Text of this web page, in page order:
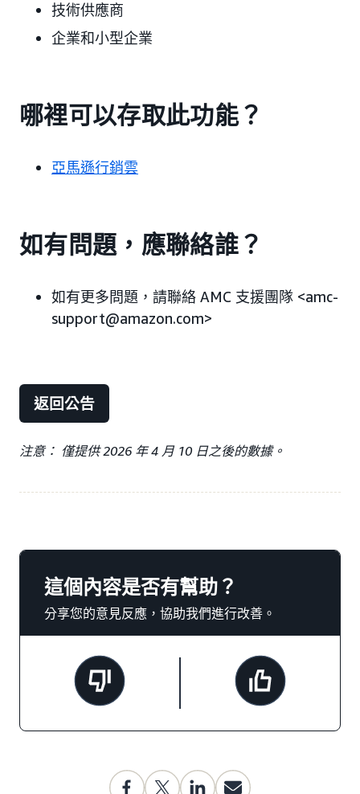
技術供應商
企業和小型企業
哪裡可以存取此功能？
亞馬遜行銷雲
如有問題，應聯絡誰？
如有更多問題，請聯絡 AMC 支援團隊 <amc-
support@amazon.com>
返回公告
注意： 僅提供 2026 年 4 月 10 日之後的數據。
這個內容是否有幫助？
分享您的意見反應，協助我們進行改善。